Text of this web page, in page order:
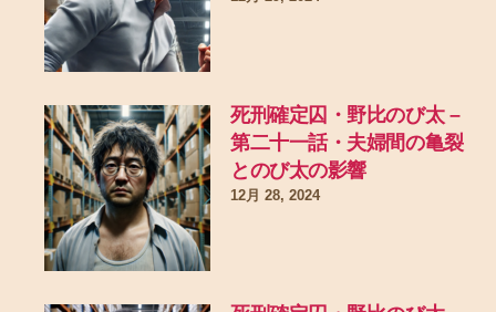
死刑確定囚・野比のび太 –
第二十一話・夫婦間の亀裂
とのび太の影響
12月 28, 2024